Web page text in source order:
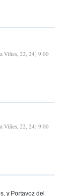
Viñes, 22, 24) 9.00
Viñes, 22, 24) 9.00
y Portavoz del